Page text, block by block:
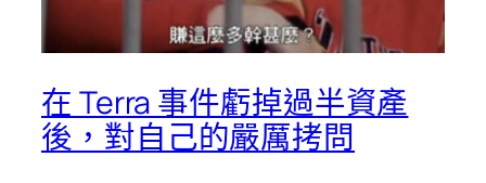
在 Terra 事件虧掉過半資產
後，對自己的嚴厲拷問